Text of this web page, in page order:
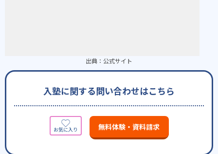
出典： 公式サイト
入塾に関する問い合わせはこちら
無料体験・資料請求